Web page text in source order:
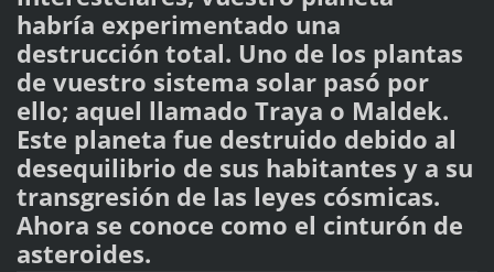
habría experimentado una
destrucción total. Uno de los plantas
de vuestro sistema solar pasó por
ello; aquel llamado Traya o Maldek.
Este planeta fue destruido debido al
desequilibrio de sus habitantes y a su
transgresión de las leyes cósmicas.
Ahora se conoce como el cinturón de
asteroides.